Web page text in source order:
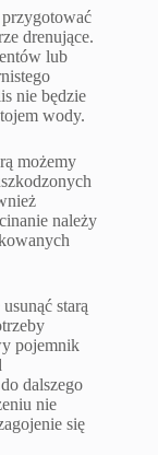
przygotować
drenujące.
lub
nie będzie
wody.
możemy
należy
starą
pojemnik
dalszego
nie
się